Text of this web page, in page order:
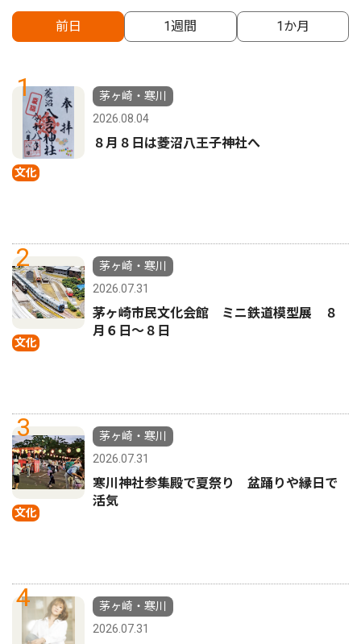
前日 1週間 1か月
1
文化
茅ヶ崎・寒川
2026.08.04
８月８日は菱沼八王子神社へ
2
文化
茅ヶ崎・寒川
2026.07.31
茅ヶ崎市民文化会館 ミニ鉄道模型展 ８
月６日〜８日
3
文化
茅ヶ崎・寒川
2026.07.31
寒川神社参集殿で夏祭り 盆踊りや縁日で
活気
4
茅ヶ崎・寒川
2026.07.31